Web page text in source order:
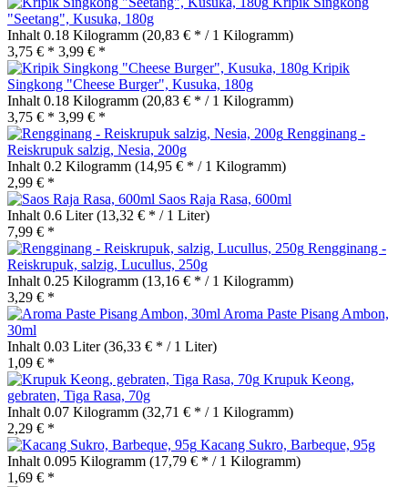
"Seetang", Kusuka, 180g
Inhalt 0.18 Kilogramm (20,83 € * / 1 Kilogramm)
3,75 € * 3,99 € *
Kripik
Singkong "Cheese Burger", Kusuka, 180g
Inhalt 0.18 Kilogramm (20,83 € * / 1 Kilogramm)
3,75 € * 3,99 € *
Rengginang -
Reiskrupuk salzig, Nesia, 200g
Inhalt 0.2 Kilogramm (14,95 € * / 1 Kilogramm)
2,99 € *
Saos Raja Rasa, 600ml
Inhalt 0.6 Liter(13,32 € * / 1 Liter)
7,99 € *
Rengginang -
Reiskrupuk, salzig, Lucullus, 250g
Inhalt 0.25 Kilogramm (13,16 € * / 1 Kilogramm)
3,29 € *
Aroma Paste Pisang Ambon,
30ml
Inhalt 0.03 Liter(36,33 € * / 1 Liter)
1,09 € *
Krupuk Keong,
gebraten, Tiga Rasa, 70g
Inhalt 0.07 Kilogramm (32,71 € * / 1 Kilogramm)
2,29 € *
Kacang Sukro, Barbeque, 95g
Inhalt 0.095 Kilogramm (17,79 € * / 1 Kilogramm)
1,69 € *